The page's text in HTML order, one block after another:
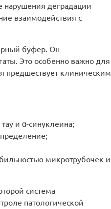
нарушения деградации
взаимодействия с
буфер. Он
Это особенно важно для
предшествует клиническим
и α-синуклеина;
микротрубочек и
система
патологической